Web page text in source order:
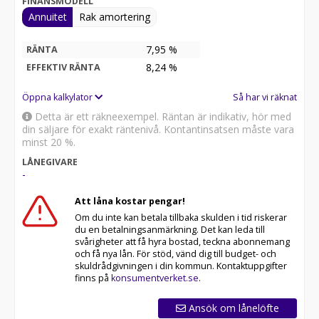
Annuitet Rak amortering
RÄNTA 7,95 %
EFFEKTIV RÄNTA 8,24 %
Öppna kalkylator Så har vi räknat
Detta är ett räkneexempel. Räntan är indikativ, hör med
din säljare för exakt räntenivå. Kontantinsatsen måste vara
minst 20 %.
LÅNEGIVARE
-
Att låna kostar pengar!
Om du inte kan betala tillbaka skulden i tid riskerar
du en betalningsanmärkning. Det kan leda till
svårigheter att få hyra bostad, teckna abonnemang
och få nya lån. För stöd, vänd dig till budget- och
skuldrådgivningen i din kommun. Kontaktuppgifter
finns på konsumentverket.se.
Ansök om lånelöfte